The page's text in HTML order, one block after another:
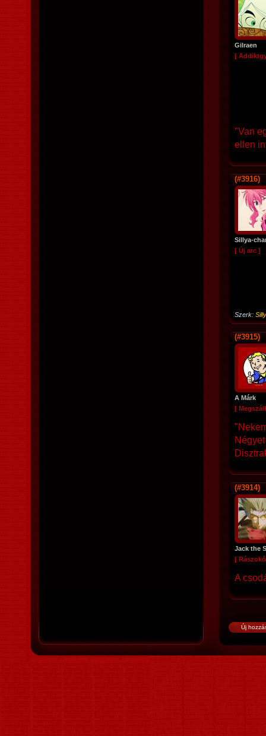
Gilraen
[
"Van
ellen
(#3916)
Sillya-
[ Új arc ]
Szerk:
(#3915)
A Márk
[
(#3914)
Jack the
[
A